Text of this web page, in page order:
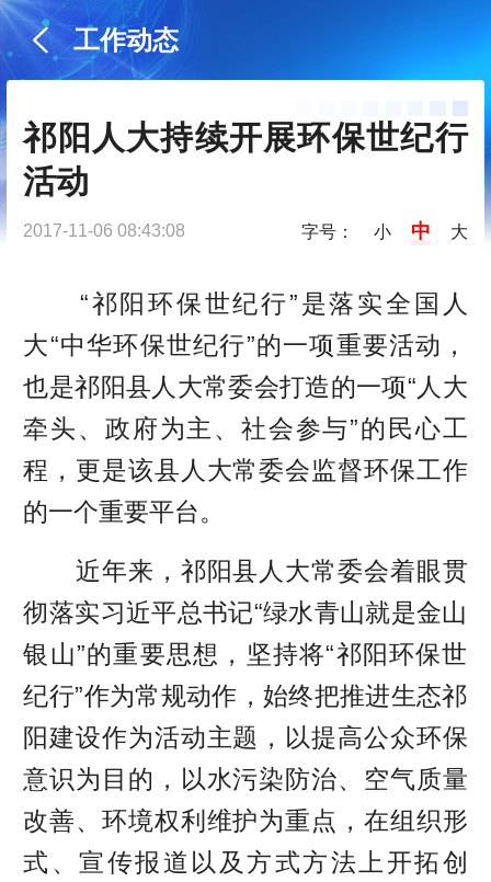
工作动态
祁阳人大持续开展环保世纪行
活动
2017-11-06 08:43:08 字号： 小 中 大
“祁阳环保世纪行”是落实全国人
大“中华环保世纪行”的一项重要活动，
也是祁阳县人大常委会打造的一项“人大
牵头、政府为主、社会参与”的民心工
程，更是该县人大常委会监督环保工作
的一个重要平台。
近年来，祁阳县人大常委会着眼贯
彻落实习近平总书记“绿水青山就是金山
银山”的重要思想，坚持将“祁阳环保世
纪行”作为常规动作，始终把推进生态祁
阳建设作为活动主题，以提高公众环保
意识为目的，以水污染防治、空气质量
改善、环境权利维护为重点，在组织形
式、宣传报道以及方式方法上开拓创